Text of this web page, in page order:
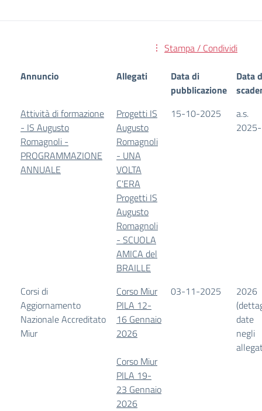
Stampa / Condividi
Annuncio
Allegati
Data di
pubblicazione
Data
Attività di formazione
- IS Augusto
Romagnoli -
PROGRAMMAZIONE
ANNUALE
Progetti IS
Augusto
Romagnoli
- UNA
VOLTA
C'ERA
Progetti IS
Augusto
Romagnoli
- SCUOLA
AMICA del
BRAILLE
15-10-2025
a.s.
Corsi di
Aggiornamento
Nazionale Accreditato
Miur
Corso Miur
PILA 12-
16 Gennaio
2026
Corso Miur
PILA 19-
23 Gennaio
2026
03-11-2025
2026
date
negli